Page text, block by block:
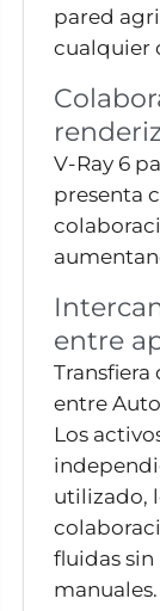
pared
cualquier
V-Ray 6
presenta
entre
Transfiera
entre
Los
utilizado,
fluidas sin
manuales.